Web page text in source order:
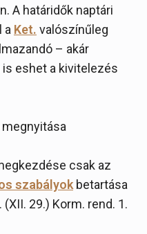
A határidők naptári
a Ket. valószínűleg
– akár
eshet a kivitelezés
csak az
szabályok betartása
29.) Korm. rend. 1.